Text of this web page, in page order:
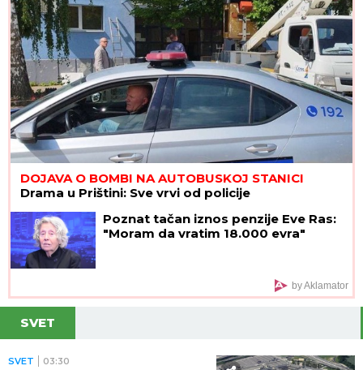
DOJAVA O BOMBI NA AUTOBUSKOJ STANICI
Drama u Prištini: Sve vrvi od policije
Poznat tačan iznos penzije Eve Ras:
"Moram da vratim 18.000 evra"
by Aklamator
SVET
SVET 03:30